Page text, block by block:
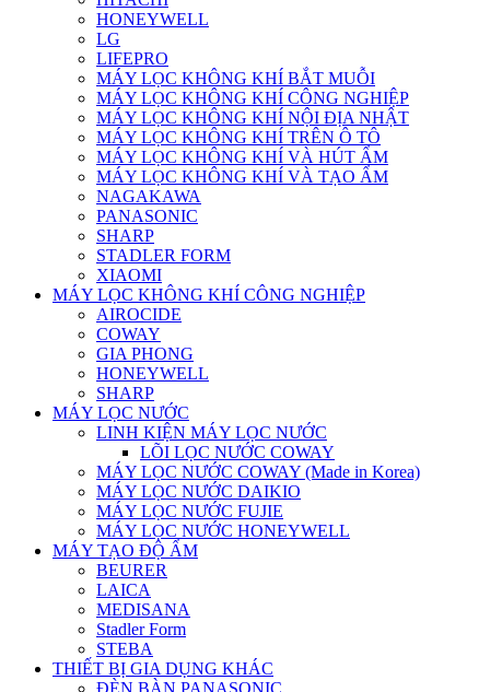
HONEYWELL
LG
LIFEPRO
MÁY LỌC KHÔNG KHÍ BẮT MUỖI
MÁY LỌC KHÔNG KHÍ CÔNG NGHIỆP
MÁY LỌC KHÔNG KHÍ NỘI ĐỊA NHẬT
MÁY LỌC KHÔNG KHÍ TRÊN Ô TÔ
MÁY LỌC KHÔNG KHÍ VÀ HÚT ẨM
MÁY LỌC KHÔNG KHÍ VÀ TẠO ẨM
NAGAKAWA
PANASONIC
SHARP
STADLER FORM
XIAOMI
MÁY LỌC KHÔNG KHÍ CÔNG NGHIỆP
AIROCIDE
COWAY
GIA PHONG
HONEYWELL
SHARP
MÁY LỌC NƯỚC
LINH KIỆN MÁY LỌC NƯỚC
LÕI LỌC NƯỚC COWAY
MÁY LỌC NƯỚC COWAY (Made in Korea)
MÁY LỌC NƯỚC DAIKIO
MÁY LỌC NƯỚC FUJIE
MÁY LỌC NƯỚC HONEYWELL
MÁY TẠO ĐỘ ẨM
BEURER
LAICA
MEDISANA
Stadler Form
STEBA
THIẾT BỊ GIA DỤNG KHÁC